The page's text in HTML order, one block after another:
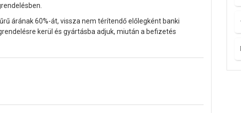
árának 60%-át, vissza nem térítendő előlegként banki
kerül és gyártásba adjuk, miután a befizetés